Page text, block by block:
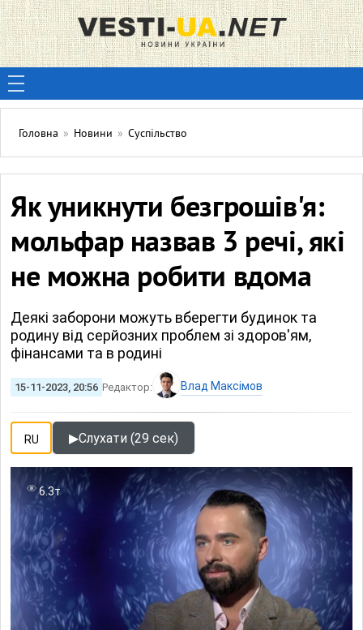
Головна » Новини » Суспільство
Як уникнути безгрошів'я:
мольфар назвав 3 речі, які
не можна робити вдома
Деякі заборони можуть вберегти будинок та
родину від серйозних проблем зі здоров'ям,
фінансами та в родині
15-11-2023, 20:56 Редактор: Влад Максімов
RU ▶Слухати (29 сек)
6.3т